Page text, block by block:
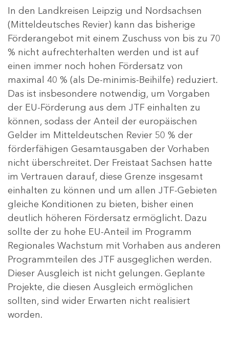
In den Landkreisen Leipzig und Nordsachsen
(Mitteldeutsches Revier) kann das bisherige
Förderangebot mit einem Zuschuss von bis zu 70
% nicht aufrechterhalten werden und ist auf
einen immer noch hohen Fördersatz von
maximal 40 % (als De-minimis-Beihilfe) reduziert.
Das ist insbesondere notwendig, um Vorgaben
der EU-Förderung aus dem JTF einhalten zu
können, sodass der Anteil der europäischen
Gelder im Mitteldeutschen Revier 50 % der
förderfähigen Gesamtausgaben der Vorhaben
nicht überschreitet. Der Freistaat Sachsen hatte
im Vertrauen darauf, diese Grenze insgesamt
einhalten zu können und um allen JTF-Gebieten
gleiche Konditionen zu bieten, bisher einen
deutlich höheren Fördersatz ermöglicht. Dazu
sollte der zu hohe EU-Anteil im Programm
Regionales Wachstum mit Vorhaben aus anderen
Programmteilen des JTF ausgeglichen werden.
Dieser Ausgleich ist nicht gelungen. Geplante
Projekte, die diesen Ausgleich ermöglichen
sollten, sind wider Erwarten nicht realisiert
worden.